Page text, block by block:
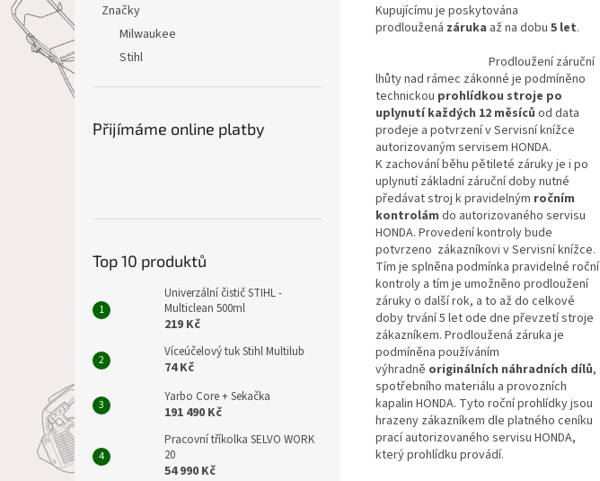
Značky
Milwaukee
Stihl
Přijímáme online platby
Top 10 produktů
Univerzální čistič STIHL -
Multiclean 500ml
219 Kč
Víceúčelový tuk Stihl Multilub
74 Kč
Yarbo Core + Sekačka
191 490 Kč
Pracovní tříkolka SELVO WORK
20
54 990 Kč
Kupujícímu je poskytována
prodloužená záruka až na dobu 5 let.
Prodloužení záruční
lhůty nad rámec zákonné je podmíněno
technickou prohlídkou stroje po
uplynutí každých 12 měsíců od data
prodeje a potvrzení v Servisní knížce
autorizovaným servisem HONDA.
K zachování běhu pětileté záruky je i po
uplynutí základní záruční doby nutné
předávat stroj k pravidelným ročním
kontrolám do autorizovaného servisu
HONDA. Provedení kontroly bude
potvrzeno zákazníkovi v Servisní knížce.
Tím je splněna podmínka pravidelné roční
kontroly a tím je umožněno prodloužení
záruky o další rok, a to až do celkové
doby trvání 5 let ode dne převzetí stroje
zákazníkem. Prodloužená záruka je
podmíněna používáním
výhradně originálních náhradních dílů,
spotřebního materiálu a provozních
kapalin HONDA. Tyto roční prohlídky jsou
hrazeny zákazníkem dle platného ceníku
prací autorizovaného servisu HONDA,
který prohlídku provádí.